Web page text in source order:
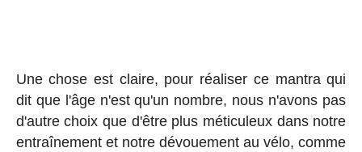
Une chose est claire, pour réaliser ce mantra qui
dit que l'âge n'est qu'un nombre, nous n'avons pas
d'autre choix que d'être plus méticuleux dans notre
entraînement et notre dévouement au vélo, comme